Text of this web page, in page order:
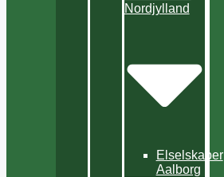
Nordjylland
Elselskaber
Aalborg